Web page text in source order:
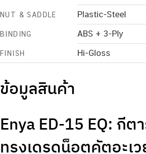
NUT & SADDLE Plastic-Steel
BINDING ABS + 3-Ply
FINISH Hi-Gloss
ข้อมูลสินค้า
Enya ED-15 EQ: กีต
ทรงเดรดน็อตคัตอะเว